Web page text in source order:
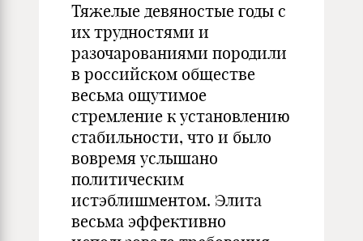
Тяжелые девяностые годы с
их трудностями и
разочарованиями породили
в российском обществе
весьма ощутимое
стремление к установлению
стабильности, что и было
вовремя услышано
политическим
истэблишментом. Элита
весьма эффективно